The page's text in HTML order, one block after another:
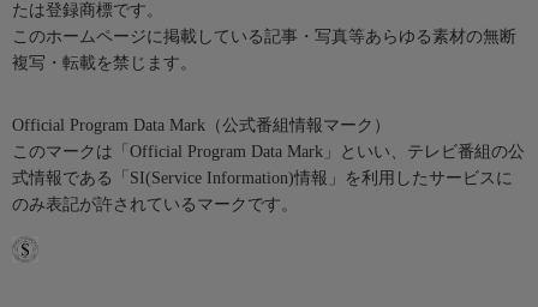
たは登録商標です。
このホームページに掲載している記事・写真等あらゆる素材の無断
複写・転載を禁じます。
Official Program Data Mark（公式番組情報マーク）
このマークは「Official Program Data Mark」といい、テレビ番組の公
式情報である「SI(Service Information)情報」を利用したサービスに
のみ表記が許されているマークです。